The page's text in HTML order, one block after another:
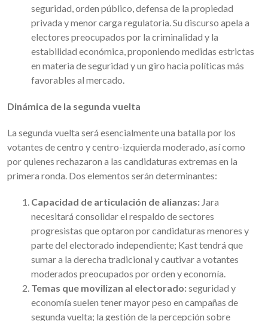
seguridad, orden público, defensa de la propiedad
privada y menor carga regulatoria. Su discurso apela a
electores preocupados por la criminalidad y la
estabilidad económica, proponiendo medidas estrictas
en materia de seguridad y un giro hacia políticas más
favorables al mercado.
Dinámica de la segunda vuelta
La segunda vuelta será esencialmente una batalla por los
votantes de centro y centro-izquierda moderado, así como
por quienes rechazaron a las candidaturas extremas en la
primera ronda. Dos elementos serán determinantes:
Capacidad de articulación de alianzas: Jara
necesitará consolidar el respaldo de sectores
progresistas que optaron por candidaturas menores y
parte del electorado independiente; Kast tendrá que
sumar a la derecha tradicional y cautivar a votantes
moderados preocupados por orden y economía.
Temas que movilizan al electorado:seguridad y
economía suelen tener mayor peso en campañas de
segunda vuelta; la gestión de la percepción sobre